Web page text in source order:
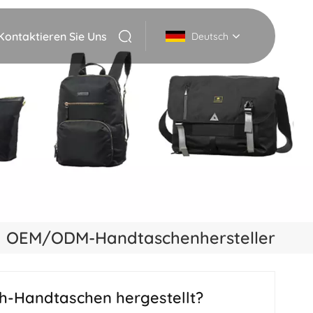
Sie Uns Deutsch
English
Deutsch
Italiano
Português
OEM/ODM-Handtaschenhersteller
Handtaschen hergestellt?